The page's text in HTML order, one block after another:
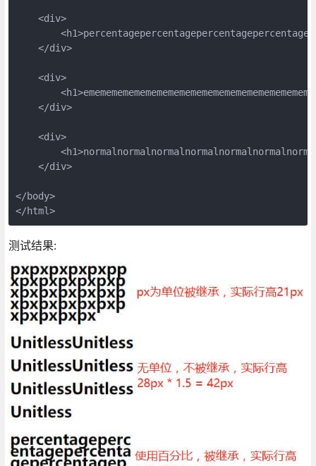
    <div>
    </div>
    <div>
    </div>
    <div>
    </div>
</body>
</html>
测试结果: